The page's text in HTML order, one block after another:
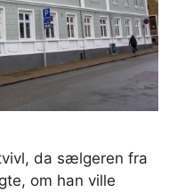
da sælgeren fra
om han ville